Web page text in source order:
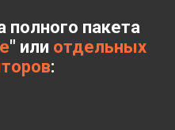
полного пакета
" или отдельных
: